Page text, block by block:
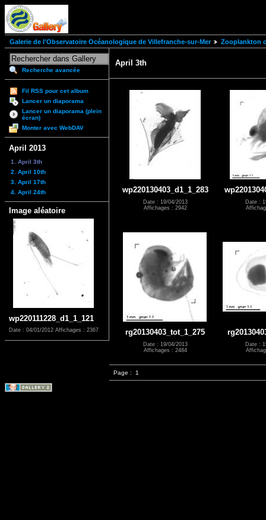
Galerie de l'Observatoire Océanologique de Villefranche-sur-Mer Zooplankton
Recherche avancée
Fil RSS pour cet album
Lancer un diaporama
Lancer un diaporama (plein
écran)
Monter avec WebDAV
April 2013
1. April 3th
2. April 10th
3. April 17th
4. April 24th
Image aléatoire
wp220111228_d1_1_121
Date : 04/01/2012 Affichages : 2367
April 3th
wp220130403_d1_1_283
Date : 19/04/2013
Affichages : 2942
Date :
rg20130403_tot_1_275
Date : 19/04/2013
Affichages : 2484
Date :
Page : 1